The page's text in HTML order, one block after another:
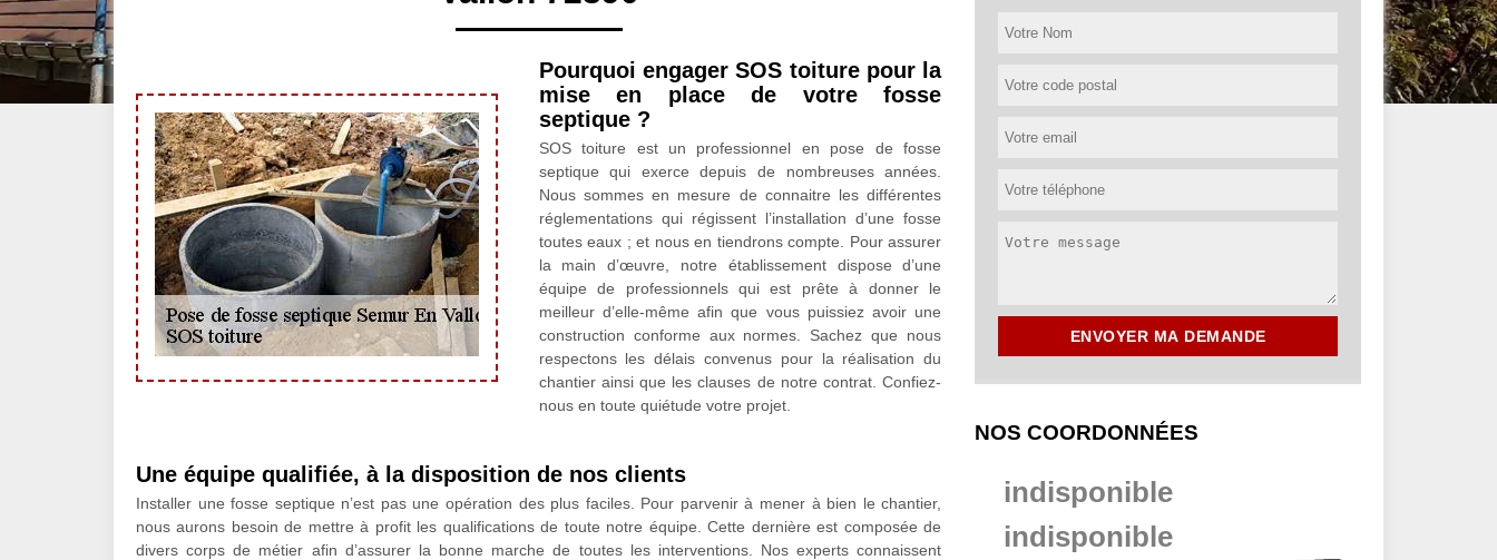
Pourquoi engager SOS toiture pour la
mise en place de votre fosse
septique ?
SOS toiture est un professionnel en pose de fosse
septique qui exerce depuis de nombreuses années.
Nous sommes en mesure de connaitre les différentes
réglementations qui régissent l’installation d’une fosse
toutes eaux ; et nous en tiendrons compte. Pour assurer
la main d’œuvre, notre établissement dispose d’une
équipe de professionnels qui est prête à donner le
meilleur d’elle-même afin que vous puissiez avoir une
construction conforme aux normes. Sachez que nous
respectons les délais convenus pour la réalisation du
chantier ainsi que les clauses de notre contrat. Confiez-
nous en toute quiétude votre projet.
Une équipe qualifiée, à la disposition de nos clients
Installer une fosse septique n’est pas une opération des plus faciles. Pour parvenir à mener à bien le chantier,
nous aurons besoin de mettre à profit les qualifications de toute notre équipe. Cette dernière est composée de
divers corps de métier afin d’assurer la bonne marche de toutes les interventions. Nos experts connaissent
NOS COORDONNÉES
indisponible
indisponible